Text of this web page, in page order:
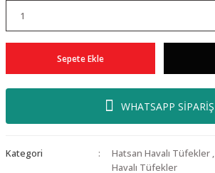
Sepete Ekle
WHATSAPP SİPARİŞ
Kategori Hatsan Havalı Tüfekler ,
Havalı Tüfekler